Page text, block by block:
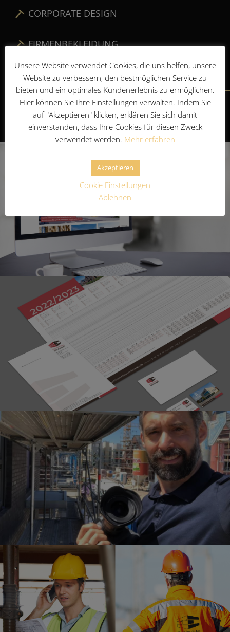
CORPORATE DESIGN
FIRMENBEKLEIDUNG
REFERENZEN
Unsere Website verwendet Cookies, die uns helfen, unsere
Website zu verbessern, den bestmöglichen Service zu
bieten und ein optimales Kundenerlebnis zu ermöglichen.
Hier können Sie Ihre Einstellungen verwalten. Indem Sie
auf "Akzeptieren" klicken, erklären Sie sich damit
einverstanden, dass Ihre Cookies für diesen Zweck
verwendet werden. Mehr erfahren
Akzeptieren
Cookie Einstellungen
Ablehnen